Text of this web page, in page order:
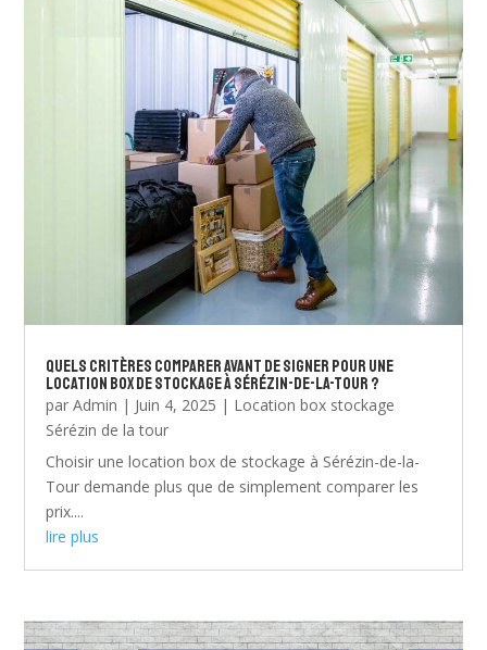
Quels critères comparer avant de signer pour une
location box de stockage à Sérézin-de-la-Tour ?
parAdmin | Juin 4, 2025 | Location box stockage
Sérézin de la tour
Choisir une location box de stockage à Sérézin-de-la-
Tour demande plus que de simplement comparer les
prix....
lire plus